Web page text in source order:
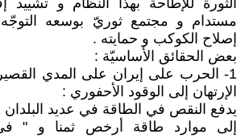
الثورة للإطاحة بهذا النظام و تشييد
مستدام و مجتمع ثوريّ بوسعه
إصلاح الكوكب و حمايته .
بعض الحقائق الأساسيّة :
1- الحرب على إيران على المدي
الإرتهان إلى الوقود الأحفوري :
يدفع النقص في الطاقة في عديد البلدان
إلى موارد طاقة أرخص ثمنا و "